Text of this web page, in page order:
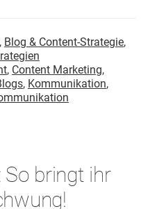
, Blog & Content-Strategie,
, Content Marketing,
, Kommunikation,
So bringt ihr